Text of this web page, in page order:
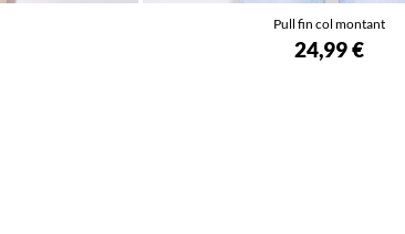
Pull fin col montant
24,99 €